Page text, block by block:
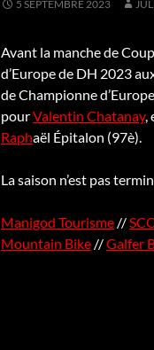
5 SEPTEMBRE 2023
Avant la manche de
d’Europe de DH 2023
de Championne
pourValentin Chatanay,
Raphaël Épitalon (97è).
La saison n’est pas
Manigod Tourisme //
Mountain Bike //Galfer